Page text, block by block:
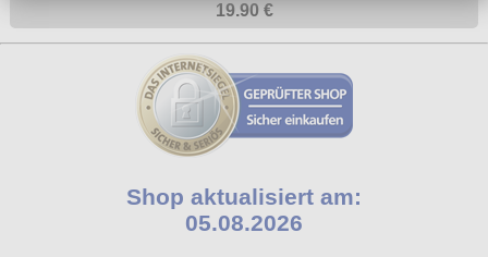
19.90 €
Shop aktualisiert am:
05.08.2026